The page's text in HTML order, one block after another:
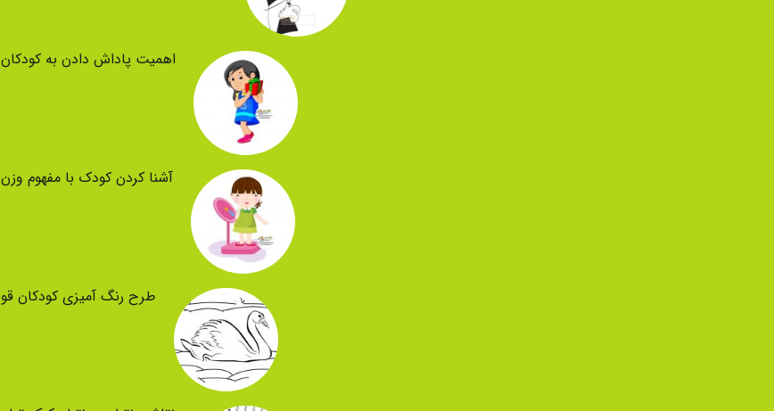
اهمیت پاداش دادن به کودکان
آشنا کردن کودک با مفهوم وزن
طرح رنگ آمیزی کودکان قو